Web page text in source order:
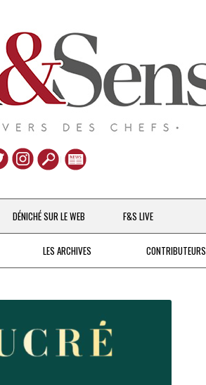
Aller
au
contenu
DÉNICHÉ SUR LE WEB F&S LIVE
LES ARCHIVES CONTRIBUTEURS